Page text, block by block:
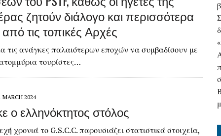
ζητούν διάλογο και περισσότερα
από τις τοπικές Αρχές
τις ανάγκες παλαιότερων εποχών να συμβαδίσουν με
τουρίστες…
MARCH 2024
ο ελληνόκτητος στόλος
χρονιά το G.S.C.C. παρουσιάζει στατιστικά στοιχεία,